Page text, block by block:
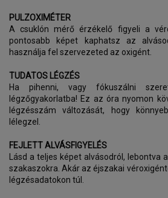
PULZOXIMÉTER
A csuklón mérő érzékelő figyeli a
pontosabb képet kaphatsz az
használja fel szervezeted az oxigént.
TUDATOS LÉGZÉS
Ha pihenni, vagy fókuszálni
légzőgyakorlatba! Ez az óra nyomon
légzésszám változását, hogy
lélegzel.
FEJLETT ALVÁSFIGYELÉS
Lásd a teljes képet alvásodról, lebontva
szakaszokra. Akár az éjszakai
légzésadatokon túl.